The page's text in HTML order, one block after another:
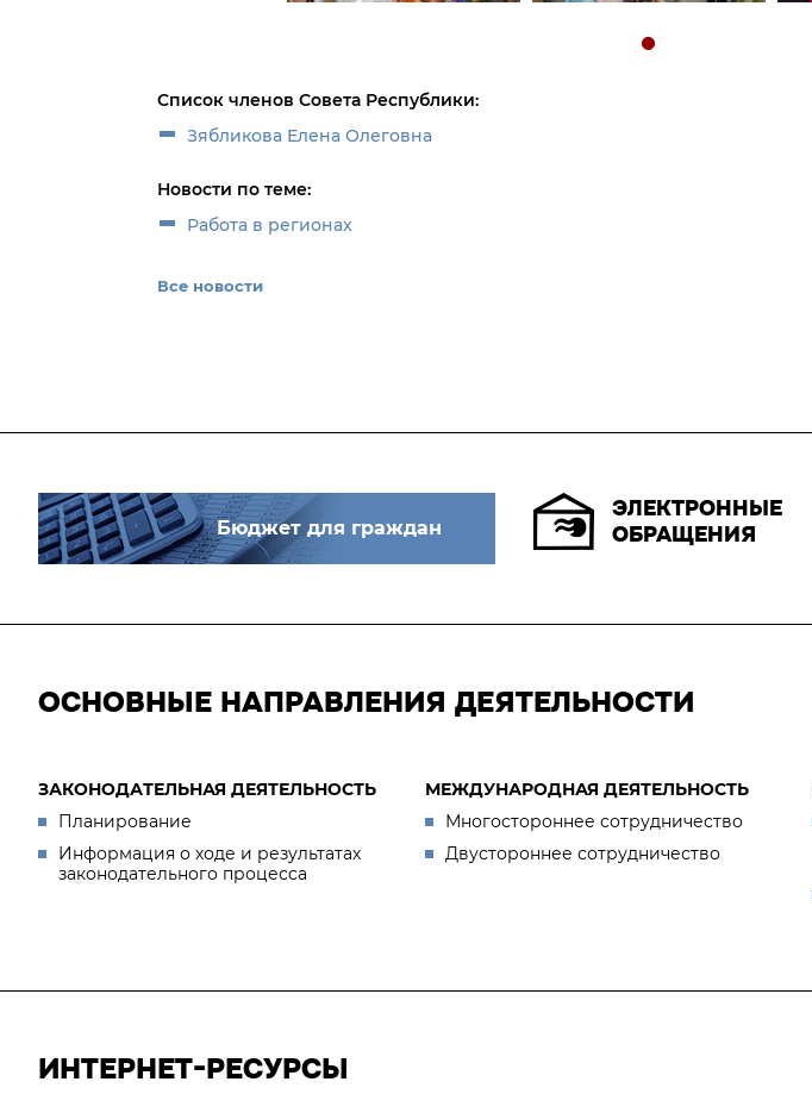
Список членов Совета Республики:
Зябликова Елена Олеговна
Новости по теме:
Работа в регионах
Все новости
Бюджет для граждан
ЭЛЕКТРОННЫЕ
ОБРАЩЕНИЯ
ОСНОВНЫЕ НАПРАВЛЕНИЯ ДЕЯТЕЛЬНОСТИ
ЗАКОНОДАТЕЛЬНАЯ ДЕЯТЕЛЬНОСТЬ
Планирование
Информация о ходе и результатах
законодательного процесса
МЕЖДУНАРОДНАЯ ДЕЯТЕЛЬНОСТЬ
Многостороннее сотрудничество
Двустороннее сотрудничество
ИНТЕРНЕТ-РЕСУРСЫ